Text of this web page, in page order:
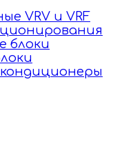
VRV и VRF
блоки